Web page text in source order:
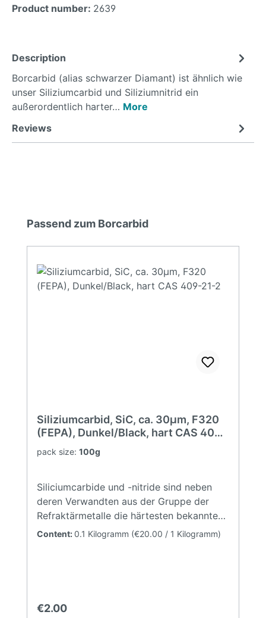
Product number: 2639
Description
Borcarbid (alias schwarzer Diamant) ist ähnlich wie
unser Siliziumcarbid und Siliziumnitrid ein
außerordentlich harter… More
Reviews
Skip product gallery
Passend zum Borcarbid
Siliziumcarbid, SiC, ca. 30µm, F320
(FEPA), Dunkel/Black, hart CAS 409-
21-2
pack size: 100g
Siliciumcarbide und -nitride sind neben
deren Verwandten aus der Gruppe der
Refraktärmetalle die härtesten bekannten
Stoffe (nach Kohlenstoff in der
hergestellt. Hierbei unterscheidet man
zwischen dunklen (schwarzen) und hellen
Content: 0.1 Kilogramm (€20.00 / 1 Kilogramm)
Regular price:
€2.00